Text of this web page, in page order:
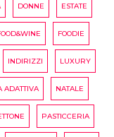
DONNE ESTATE
FOODIE
INDIRIZZI LUXURY
ADATTIVA NATALE
PASTICCERIA